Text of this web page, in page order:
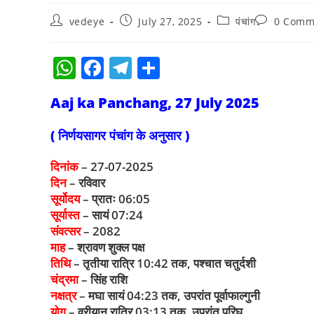
vedeye July 27, 2025 पंचांग 0
W
h
at
s
A
p
p
F
a
c
e
b
o
o
k
T
el
e
gr
a
m
ar
e
Aaj ka Panchang, 27 July 2025
( निर्णयसागर पंचांग के अनुसार )
दिनांक– 27-07-2025
दिन– रविवार
सूर्योदय– प्रातः 06:05
सूर्यास्त– सायं 07:24
संवत्सर– 2082
माह– श्रावण शुक्ल पक्ष
तिथि– तृतीया रात्रि 10:42 तक, पश्चात चतुर्दशी
चंद्रमा– सिंह राशि
नक्षत्र– मघा सायं 04:23 तक, उपरांत पूर्वाफाल्गुनी